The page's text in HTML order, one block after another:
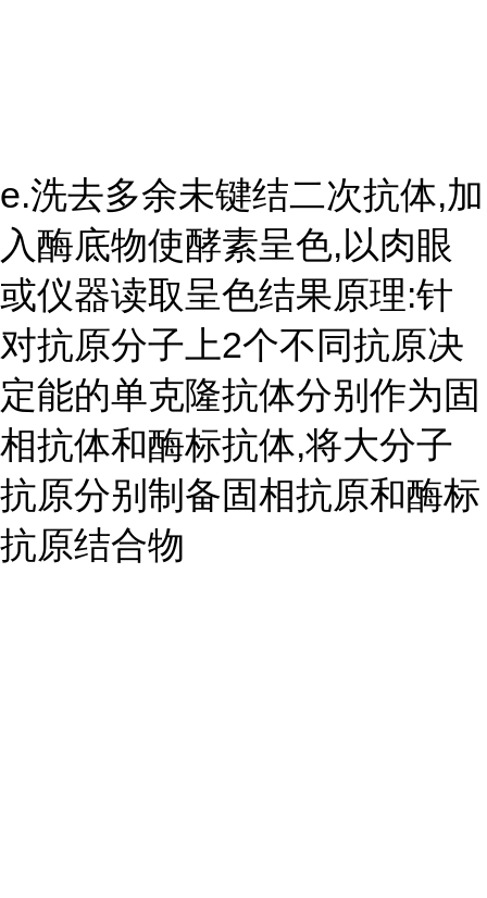
e.洗去多余未键结二次抗体,加
入酶底物使酵素呈色,以肉眼
或仪器读取呈色结果原理:针
对抗原分子上2个不同抗原决
定能的单克隆抗体分别作为固
相抗体和酶标抗体,将大分子
抗原分别制备固相抗原和酶标
抗原结合物